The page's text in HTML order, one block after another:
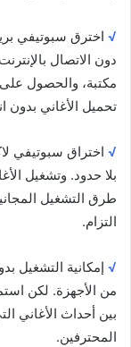
√ اخترق سبوتيفي
دون الاتصال
مكتبة، والحصول
تحميل الأغاني بدون
√ اختراق سبوتيفي
بلا حدود. وتشغيل
طرق التشغيل
التزام.
√ إمكانية التشغيل
من الأجهزة. لكن
بين أحداث الأغاني
المحترفين.